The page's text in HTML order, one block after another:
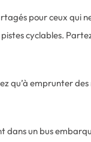
pour ceux qui
cyclables.
qu’à emprunter
dans un bus